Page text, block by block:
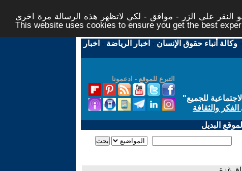
النقر على الزر - موافق - لكي لاتظهر هذه الرسالة مرة اخرى -
This website uses cookies to ensure you get the best
-وكالة أنباء حقوق الإنسان - اخبار الرياضة - اخبار
التبرع للموقع - ادعمونا
للجميع"
والثقافة
البديل